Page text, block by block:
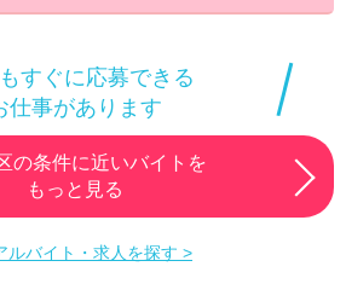
すぐに応募できる
仕事があります
の条件に近いバイトを
もっと見る
ルバイト・求人を探す >